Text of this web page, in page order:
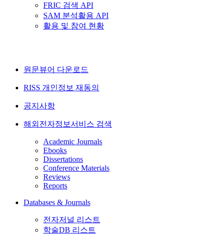
FRIC 검색 API
SAM 분석활용 API
활용 및 참여 현황
원문뷰어 다운로드
RISS 개인정보 재동의
공지사항
해외전자정보서비스 검색
Academic Journals
Ebooks
Dissertations
Conference Materials
Reviews
Reports
Databases & Journals
전자저널 리스트
학술DB 리스트